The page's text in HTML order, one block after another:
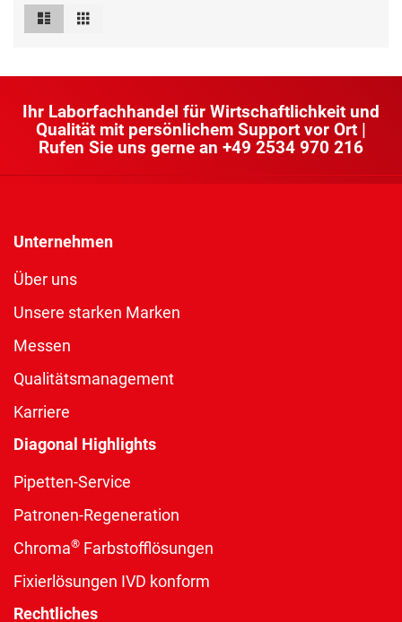
Ansicht
Ihr Laborfachhandel für Wirtschaftlichkeit und
Qualität mit persönlichem Support vor Ort |
Rufen Sie uns gerne an +49 2534 970 216
Unternehmen
Über uns
Unsere starken Marken
Messen
Qualitätsmanagement
Karriere
Diagonal Highlights
Pipetten-Service
Patronen-Regeneration
Chroma® Farbstofflösungen
Fixierlösungen IVD konform
Rechtliches